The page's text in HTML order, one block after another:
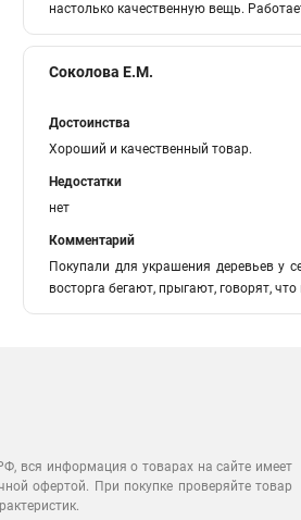
настолько качественную вещь.
Соколова Е.М.
Достоинства
Хороший и качественный товар.
Недостатки
нет
Комментарий
Покупали для украшения деревьев у
восторга бегают, прыгают, говорят,
вся информация о товарах на сайте имеет
офертой. При покупке проверяйте товар